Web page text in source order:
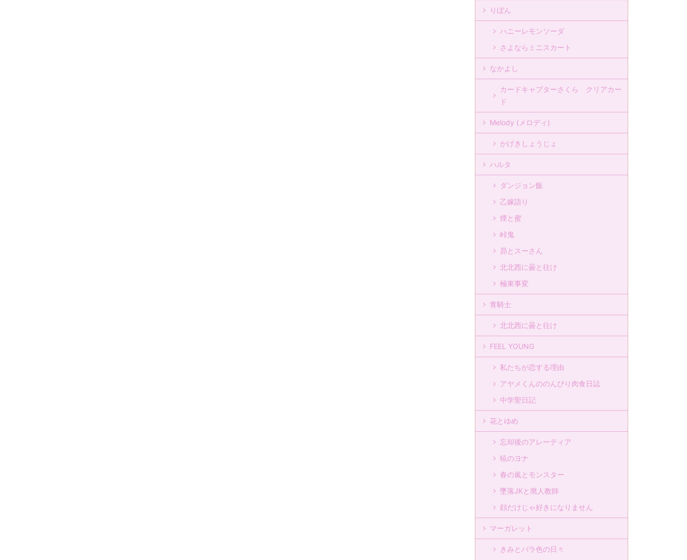
りぼん
ハニーレモンソーダ
さよならミニスカート
なかよし
カードキャプターさくら クリアカー
ド
Melody (メロディ)
かげきしょうじょ
ハルタ
ダンジョン飯
乙嫁語り
煙と蜜
峠鬼
昴とスーさん
北北西に曇と往け
極東事変
青騎士
北北西に曇と往け
FEEL YOUNG
私たちが恋する理由
アヤメくんののんびり肉食日誌
中学聖日記
花とゆめ
忘却後のアレーティア
暁のヨナ
春の嵐とモンスター
墜落JKと廃人教師
顔だけじゃ好きになりません
マーガレット
きみとバラ色の日々